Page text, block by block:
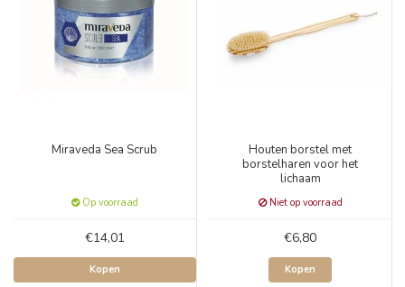
Miraveda Sea Scrub
Op voorraad
€14,01
Kopen
Houten borstel met
borstelharen voor het
lichaam
Niet op voorraad
€6,80
Kopen